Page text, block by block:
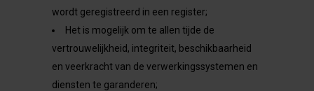
wordt geregistreerd in een register;
Het is mogelijk om te allen tijde de
vertrouwelijkheid, integriteit, beschikbaarheid
en veerkracht van de verwerkingssystemen en
diensten te garanderen;